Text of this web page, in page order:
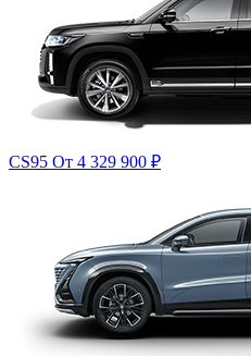
CS95 От 4 329 900 ₽